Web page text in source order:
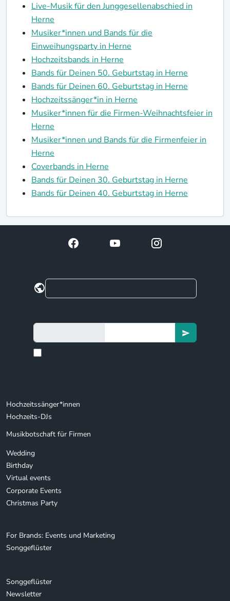
Live-Musik für den Junggesellenabschied in
Herne
Musiker*innen und Bands für die
Einweihungsparty in Herne
Hochzeitsbands in Herne
Bands für Deinen 50. Geburtstag in Herne
Bands für Deinen 60. Geburtstag in Herne
Hochzeitssänger*in in Herne
Musiker*innen für die Firmen-Weihnachtsfeier in
Herne
Musiker*innen und Bands für die Firmenfeier in
Herne
Coverbands in Herne
Bands für Deinen 30. Geburtstag in Herne
Bands für Deinen 40. Geburtstag in Herne
Hochzeitssänger*innen
Hochzeits-DJs
Musikbotschaft für Firmen
Wedding
Birthday
Virtual events
Corporate Events
Christmas Party
For Brands: Events und Marketing
Songgeflüster
Songgeflüster
Newsletter